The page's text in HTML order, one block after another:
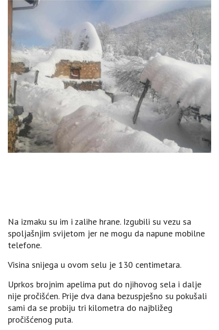
Na izmaku su im i zalihe hrane. Izgubili su vezu sa
spoljašnjim svijetom jer ne mogu da napune mobilne
telefone.
Visina snijega u ovom selu je 130 centimetara.
Uprkos brojnim apelima put do njihovog sela i dalje
nije pročišćen. Prije dva dana bezuspješno su pokušali
sami da se probiju tri kilometra do najbližeg
pročišćenog puta.